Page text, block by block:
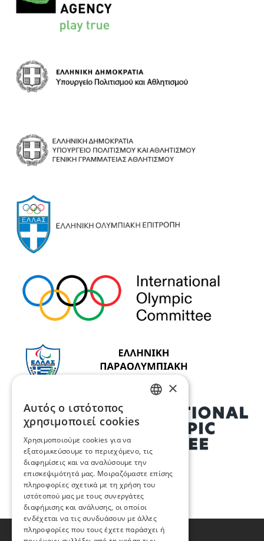
×
Αυτός ο ιστότοπος
χρησιμοποιεί cookies
Χρησιμοποιούμε cookies για να
εξατομικεύσουμε το περιεχόμενο, τις
διαφημίσεις και να αναλύσουμε την
επισκεψιμότητά μας. Μοιραζόμαστε επίσης
πληροφορίες σχετικά με τη χρήση του
ιστότοπού μας με τους συνεργάτες
διαφήμισης και ανάλυσης, οι οποίοι
ενδέχεται να τις συνδυάσουν με άλλες
πληροφορίες που τους έχετε παράσχει ή